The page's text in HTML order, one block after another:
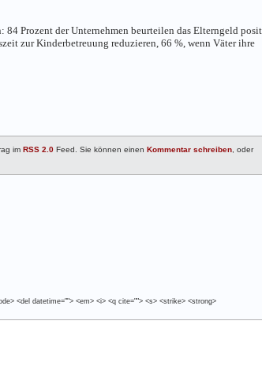
Prozent der Unternehmen beurteilen das Elterngeld
zur Kinderbetreuung reduzieren, 66 %, wenn Väter ihre
im RSS 2.0 Feed. Sie können einen Kommentar schreiben , oder
<del datetime=""> <em> <i> <q cite=""> <s> <strike> <strong>